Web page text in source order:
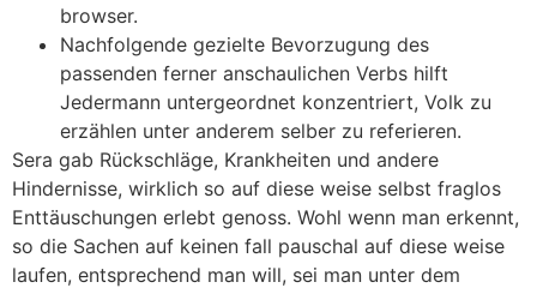
browser.
Nachfolgende gezielte Bevorzugung des
passenden ferner anschaulichen Verbs hilft
Jedermann untergeordnet konzentriert, Volk zu
erzählen unter anderem selber zu referieren.
Sera gab Rückschläge, Krankheiten und andere
Hindernisse, wirklich so auf diese weise selbst fraglos
Enttäuschungen erlebt genoss. Wohl wenn man erkennt,
so die Sachen auf keinen fall pauschal auf diese weise
laufen, entsprechend man will, sei man unter dem